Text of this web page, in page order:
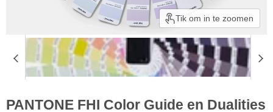
Tik om in te zoomen
PANTONE FHI Color Guide en Dualities